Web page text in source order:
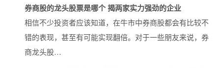
券商股的龙头股票是哪个 揭两家实力强劲的企业
相信不少投资者应该知道，在牛市中券商股都会有比较不
错的表现，甚至有可能实现翻倍。对于一些朋友来说，券
商龙头股…